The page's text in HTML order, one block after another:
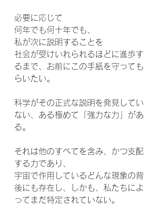
必要に応じて
何年でも何十年でも、
私が次に説明することを
社会が受けいれられるほどに進歩す
るまで、お前にこの手紙を守っても
らいたい。
科学がその正式な説明を発見してい
ない、ある極めて「強力な力」があ
る。
それは他のすべてを含み、かつ支配
する力であり、
宇宙で作用しているどんな現象の背
後にも存在し、しかも、私たちによ
ってまだ特定されていない。